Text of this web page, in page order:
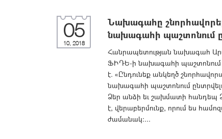
05
10, 2018
Նախագահը
նախագահի պաշտոնում
Հանրապետության նախագահ
ՖԻԴԵ-ի նախագահի պաշտոնում
է. «Ընդունեք անկեղծ
նախագահի պաշտոնում
Ձեր անձի եւ շախմատի հանդեպ
է, վերաբերմունք, որում ես
ժամանակ:...